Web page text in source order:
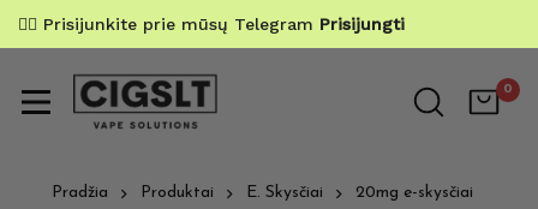
✌🏼 Prisijunkite prie mūsų Telegram Prisijungti
0
Pradžia Produktai E. Skysčiai
20mg e-skysčiai